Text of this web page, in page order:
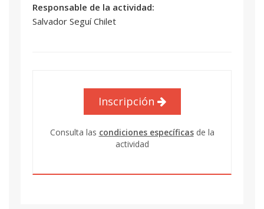
Responsable de la actividad:
Salvador Seguí Chilet
Inscripción
Consulta las condiciones específicasde la
actividad